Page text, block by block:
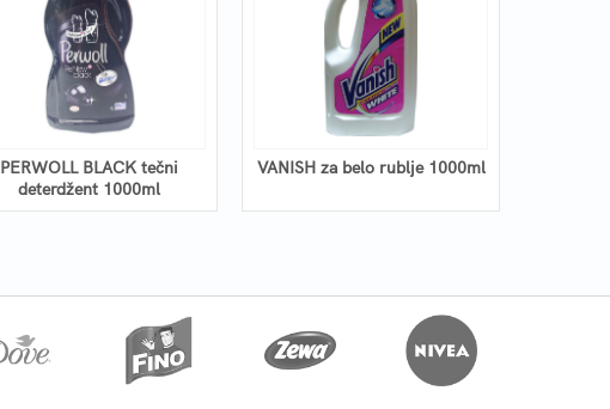
PERWOLL BLACK tečni
deterdžent 1000ml
VANISH za belo rublje 1000ml